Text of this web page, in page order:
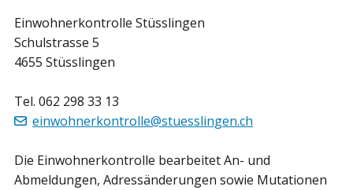
Einwohnerkontrolle Stüsslingen
Schulstrasse 5
4655 Stüsslingen
Tel. 062 298 33 13
einwohnerkontrolle@stuesslingen.ch
Die Einwohnerkontrolle bearbeitet An- und
Abmeldungen, Adressänderungen sowie Mutationen